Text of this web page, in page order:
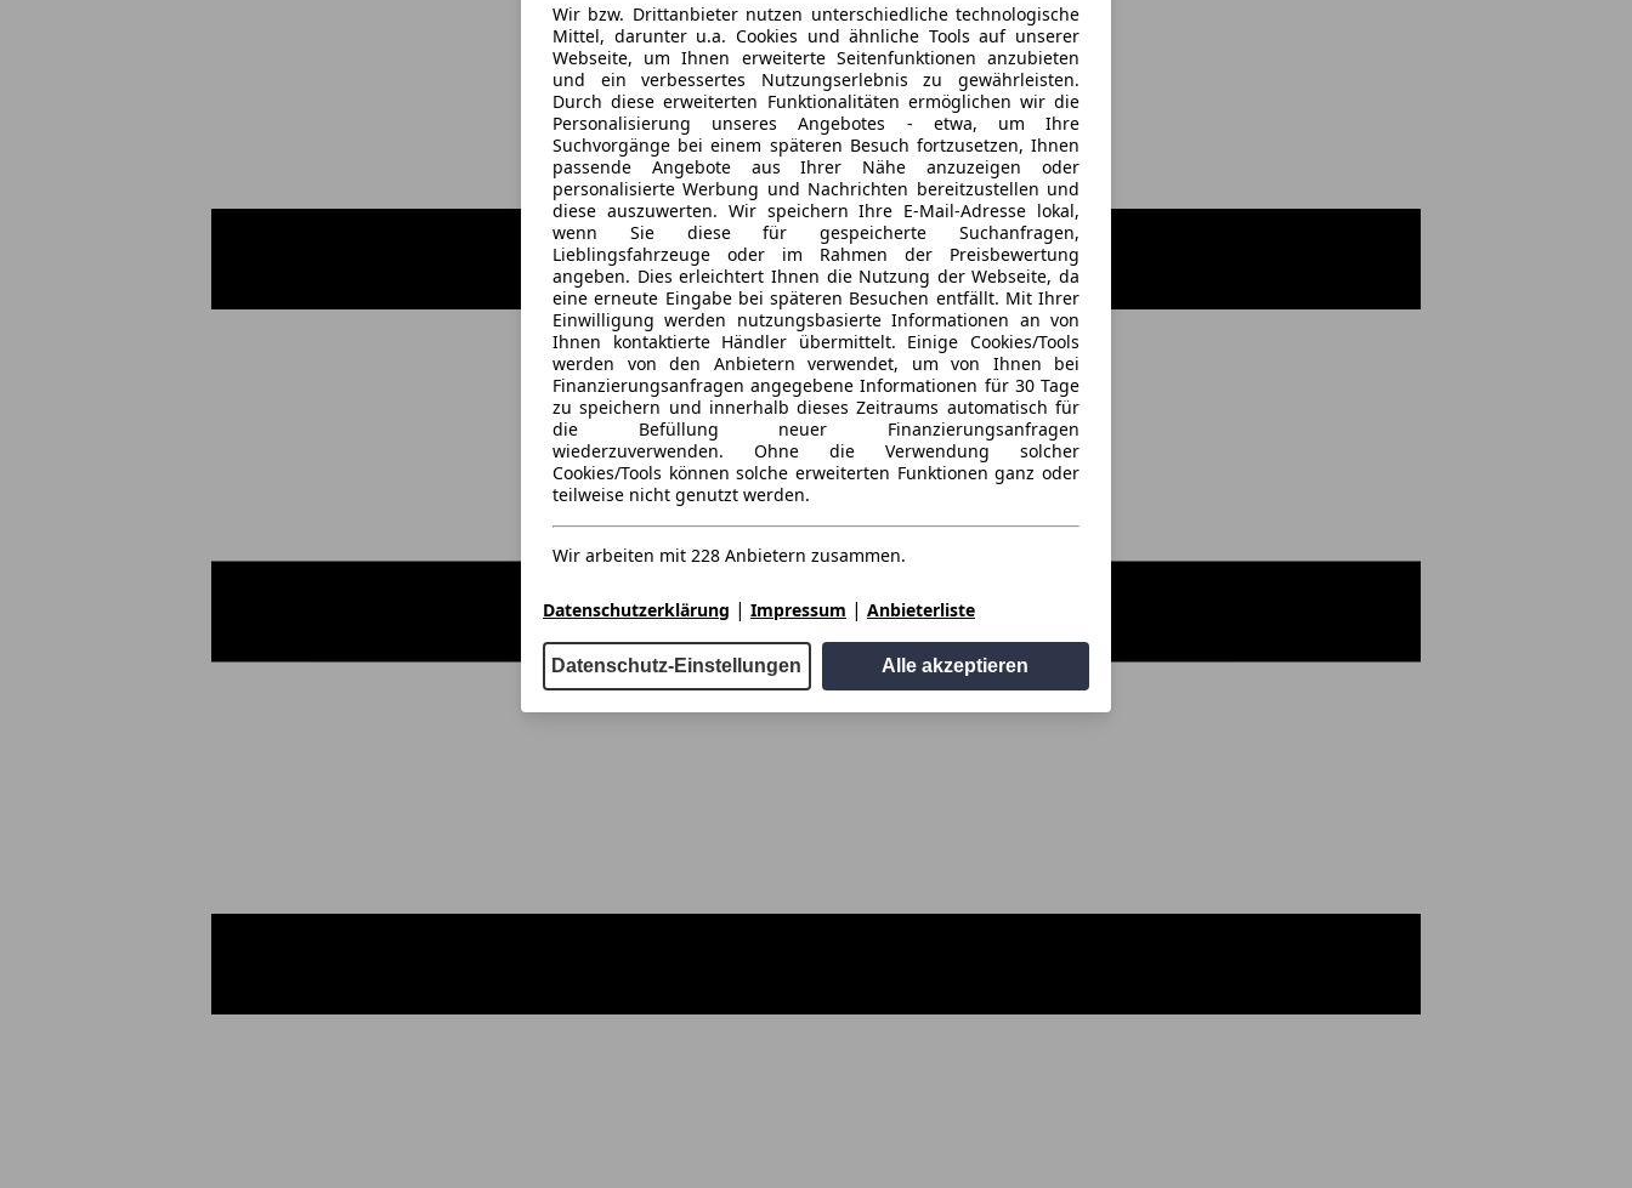
Wir bzw. Drittanbieter nutzen unterschiedliche technologische
Mittel, darunter u.a. Cookies und ähnliche Tools auf unserer
Webseite, um Ihnen erweiterte Seitenfunktionen anzubieten
und ein verbessertes Nutzungserlebnis zu gewährleisten.
Durch diese erweiterten Funktionalitäten ermöglichen wir die
Personalisierung unseres Angebotes - etwa, um Ihre
Suchvorgänge bei einem späteren Besuch fortzusetzen, Ihnen
passende Angebote aus Ihrer Nähe anzuzeigen oder
personalisierte Werbung und Nachrichten bereitzustellen und
diese auszuwerten. Wir speichern Ihre E-Mail-Adresse lokal,
wenn Sie diese für gespeicherte Suchanfragen,
Lieblingsfahrzeuge oder im Rahmen der Preisbewertung
angeben. Dies erleichtert Ihnen die Nutzung der Webseite, da
eine erneute Eingabe bei späteren Besuchen entfällt. Mit Ihrer
Einwilligung werden nutzungsbasierte Informationen an von
Ihnen kontaktierte Händler übermittelt. Einige Cookies/Tools
werden von den Anbietern verwendet, um von Ihnen bei
Finanzierungsanfragen angegebene Informationen für 30 Tage
zu speichern und innerhalb dieses Zeitraums automatisch für
die Befüllung neuer Finanzierungsanfragen
wiederzuverwenden. Ohne die Verwendung solcher
Cookies/Tools können solche erweiterten Funktionen ganz oder
teilweise nicht genutzt werden.
Wir arbeiten mit 228 Anbietern zusammen.
Datenschutzerklärung | Impressum | Anbieterliste
Datenschutz-Einstellungen Alle akzeptieren